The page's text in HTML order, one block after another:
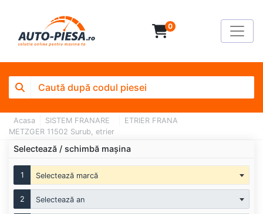
0
Acasa SISTEM FRANARE
ETRIER FRANA
METZGER 11502 Surub, etrier
Selectează / schimbă mașina
1 Selectează marcă
2 Selectează an